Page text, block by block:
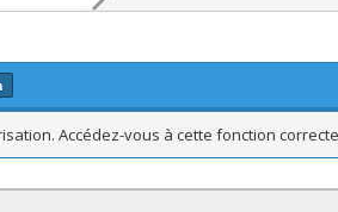
Accédez-vous à cette fonction